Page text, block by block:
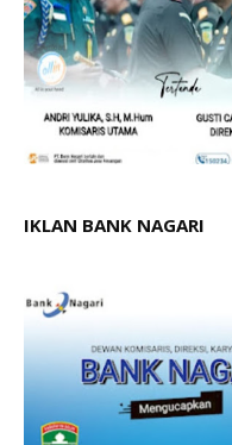
IKLAN BANK NAGARI